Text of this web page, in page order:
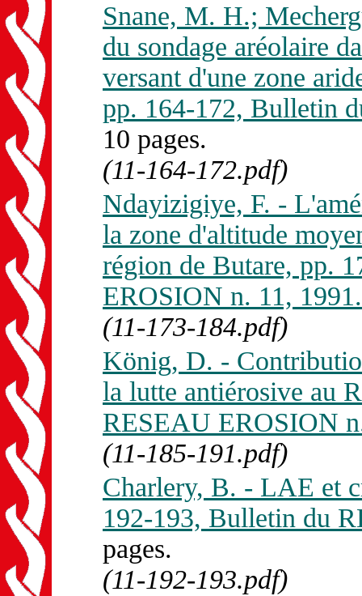
Snane, M. H.;
du sondage aréolaire
versant d'une zone
pp. 164-172, Bulletin
10 pages.
(11-164-172.pdf)
Ndayizigiye, F. -
la zone d'altitude
région de Butare, pp.
EROSION n. 11, 1991.
(11-173-184.pdf)
König, D. -
la lutte antiérosive au
RESEAU EROSION
(11-185-191.pdf)
Charlery, B. - LAE et
192-193, Bulletin du
pages.
(11-192-193.pdf)